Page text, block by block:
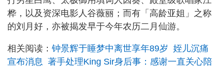
桦，以及资深电影人谷薇丽；而有「高龄亚姐」之称
的刘月好，亦被揭发早于今年农历二月仙游。
相关阅读： 钟景辉于睡梦中离世享年89岁 姪儿沉痛
宣布消息 著手处理King Sir身后事：感谢一直关心陪